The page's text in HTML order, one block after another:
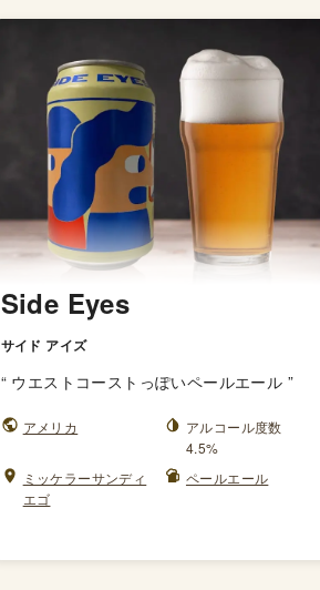
Side Eyes
サイド アイズ
“ ウエストコーストっぽいペールエール ”
アメリカ
アルコール度数
4.5%
ミッケラーサンディ
エゴ
ペールエール